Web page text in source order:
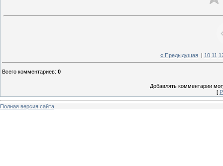
« Предыдущая| 10 11
Всего комментариев: 0
Добавлять комментарии
[
Полная версия сайта